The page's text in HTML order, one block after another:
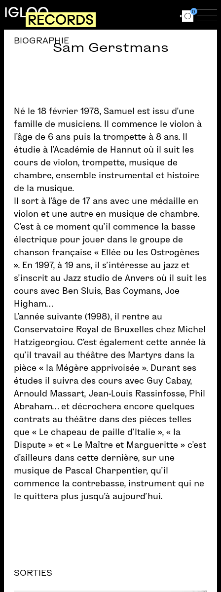
Aller au contenu principal
IGLOORECORDS Ouvrir le
0
Sam Gerstmans
BIOGRAPHIE
Né le 18 février 1978, Samuel est issu d’une
famille de musiciens. Il commence le violon à
l’âge de 6 ans puis la trompette à 8 ans. Il
étudie à l’Académie de Hannut où il suit les
cours de violon, trompette, musique de
chambre, ensemble instrumental et histoire
de la musique.
Il sort à l’âge de 17 ans avec une médaille en
violon et une autre en musique de chambre.
C’est à ce moment qu’il commence la basse
électrique pour jouer dans le groupe de
chanson française « Ellée ou les Ostrogènes
». En 1997, à 19 ans, il s’intéresse au jazz et
s’inscrit au Jazz studio de Anvers où il suit les
cours avec Ben Sluis, Bas Coymans, Joe
Higham…
L’année suivante (1998), il rentre au
Conservatoire Royal de Bruxelles chez Michel
Hatzigeorgiou. C’est également cette année là
qu’il travail au théâtre des Martyrs dans la
pièce « la Mégère apprivoisée ». Durant ses
études il suivra des cours avec Guy Cabay,
Arnould Massart, Jean-Louis Rassinfosse, Phil
Abraham… et décrochera encore quelques
contrats au théâtre dans des pièces telles
que « Le chapeau de paille d’Italie », « la
Dispute » et « Le Maître et Margueritte » c’est
d’ailleurs dans cette dernière, sur une
musique de Pascal Charpentier, qu’il
commence la contrebasse, instrument qui ne
le quittera plus jusqu’à aujourd’hui.
SORTIES